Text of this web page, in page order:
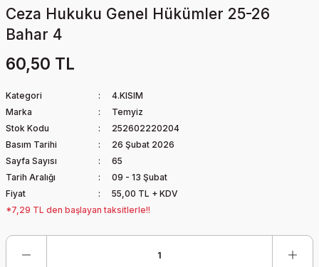
Ceza Hukuku Genel Hükümler 25-26
Bahar 4
60,50 TL
Kategori
4.KISIM
Marka
Temyiz
Stok Kodu
252602220204
Basım Tarihi
26 Şubat 2026
Sayfa Sayısı
65
Tarih Aralığı
09 - 13 Şubat
Fiyat
55,00 TL + KDV
*7,29 TL den başlayan taksitlerle!!